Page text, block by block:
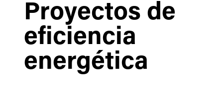
Proyectos de
eficiencia
energética